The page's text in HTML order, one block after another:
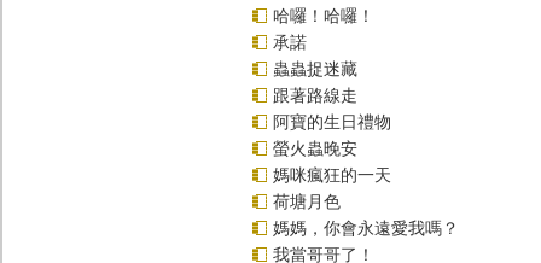
哈囉！哈囉！
承諾
蟲蟲捉迷藏
跟著路線走
阿寶的生日禮物
螢火蟲晚安
媽咪瘋狂的一天
荷塘月色
媽媽，你會永遠愛我嗎？
我當哥哥了！